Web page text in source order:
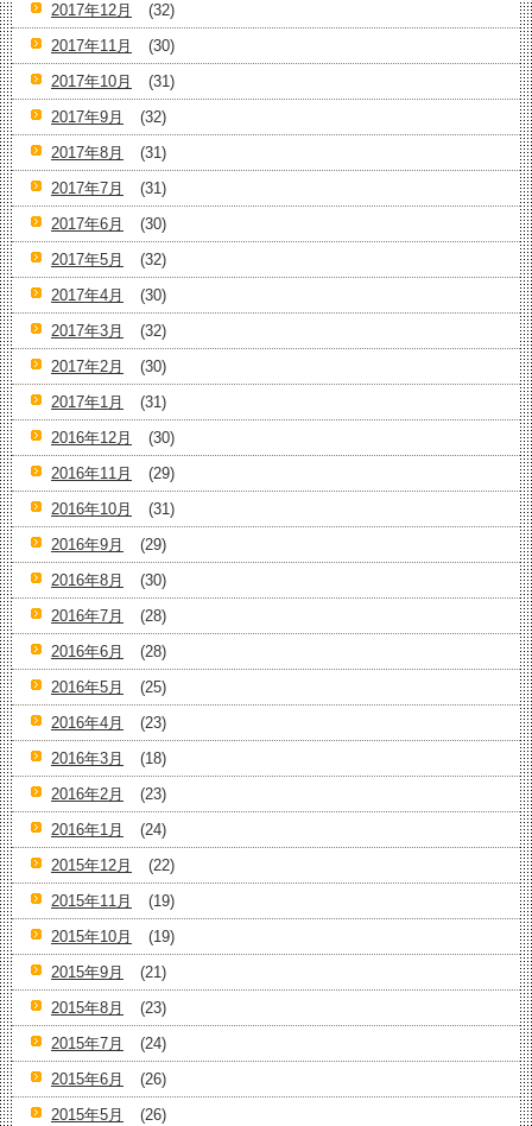
2017年12月
(32)
2017年11月
(30)
2017年10月
(31)
2017年9月
(32)
2017年8月
(31)
2017年7月
(31)
2017年6月
(30)
2017年5月
(32)
2017年4月
(30)
2017年3月
(32)
2017年2月
(30)
2017年1月
(31)
2016年12月
(30)
2016年11月
(29)
2016年10月
(31)
2016年9月
(29)
2016年8月
(30)
2016年7月
(28)
2016年6月
(28)
2016年5月
(25)
2016年4月
(23)
2016年3月
(18)
2016年2月
(23)
2016年1月
(24)
2015年12月
(22)
2015年11月
(19)
2015年10月
(19)
2015年9月
(21)
2015年8月
(23)
2015年7月
(24)
2015年6月
(26)
2015年5月
(26)